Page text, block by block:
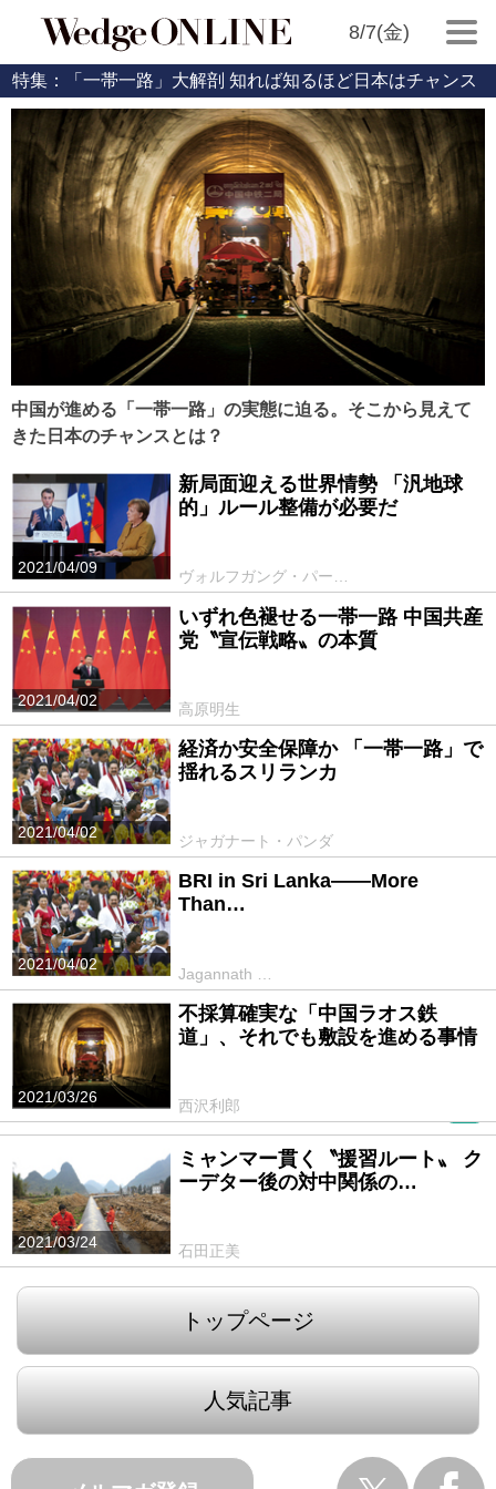
8/7(金)
特集：「一帯一路」大解剖 知れば知るほど日本はチャンス
中国が進める「一帯一路」の実態に迫る。そこから見えて
きた日本のチャンスとは？
2021/04/09
新局面迎える世界情勢 「汎地球
的」ルール整備が必要だ
ヴォルフガング・パー…
2021/04/02
いずれ色褪せる一帯一路 中国共産
党〝宣伝戦略〟の本質
高原明生
2021/04/02
経済か安全保障か 「一帯一路」で
揺れるスリランカ
ジャガナート・パンダ
2021/04/02
BRI in Sri Lanka――More
Than…
Jagannath …
2021/03/26
不採算確実な「中国ラオス鉄
道」、それでも敷設を進める事情
西沢利郎
2021/03/24
ミャンマー貫く〝援習ルート〟 ク
ーデター後の対中関係の…
石田正美
トップページ
人気記事